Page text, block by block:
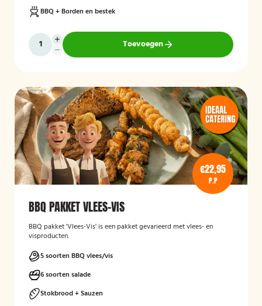
BBQ + Borden en bestek
Toevoegen
€22,95
P.P
BBQ PAKKET VLEES-VIS
BBQ pakket 'Vlees-Vis' is een pakket gevarieerd met vlees- en
visproducten.
5 soorten BBQ vlees/vis
6 soorten salade
Stokbrood + Sauzen